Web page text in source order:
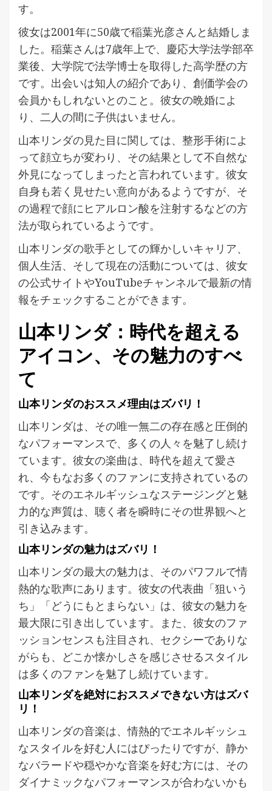
す​​​​​​。
彼女は2001年に50歳で稲葉光彦さんと結婚しま
した。稲葉さんは7歳年上で、慶応大学法学部卒
業後、大学院で法学博士を取得した高学歴の方
です。出会いは知人の紹介であり、創価学会の
会員かもしれないとのこと。彼女の晩婚によ
り、二人の間に子供はいません​​。
山本リンダの見た目に関しては、整形手術によ
って顔立ちが変わり、その結果として不自然な
外見になってしまったと言われています。彼女
自身も若く見せたい意向があるようですが、そ
の過程で顔にヒアルロン酸を注射するなどの方
法が取られているようです​​。
山本リンダの歌手としての輝かしいキャリア、
個人生活、そして現在の活動については、彼女
の公式サイトやYouTubeチャンネルで最新の情
報をチェックすることができます​​​​。
山本リンダ：時代を超える
アイコン、その魅力のすべ
て
山本リンダのおススメ理由はズバリ！
山本リンダは、その唯一無二の存在感と圧倒的
なパフォーマンスで、多くの人々を魅了し続け
ています。彼女の楽曲は、時代を超えて愛さ
れ、今もなお多くのファンに支持されているの
です。そのエネルギッシュなステージングと魅
力的な声質は、聴く者を瞬時にその世界観へと
引き込みます。
山本リンダの魅力はズバリ！
山本リンダの最大の魅力は、そのパワフルで情
熱的な歌声にあります。彼女の代表曲「狙いう
ち」「どうにもとまらない」は、彼女の魅力を
最大限に引き出しています。また、彼女のファ
ッションセンスも注目され、セクシーでありな
がらも、どこか懐かしさを感じさせるスタイル
は多くのファンを魅了し続けています。
山本リンダを絶対におススメできない方はズバ
リ！
山本リンダの音楽は、情熱的でエネルギッシュ
なスタイルを好む人にはぴったりですが、静か
なバラードや穏やかな音楽を好む方には、その
ダイナミックなパフォーマンスが合わないかも